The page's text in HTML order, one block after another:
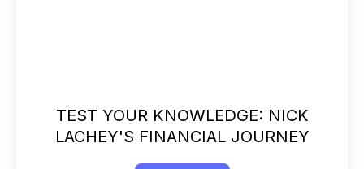
TEST YOUR KNOWLEDGE: NICK
LACHEY'S FINANCIAL JOURNEY